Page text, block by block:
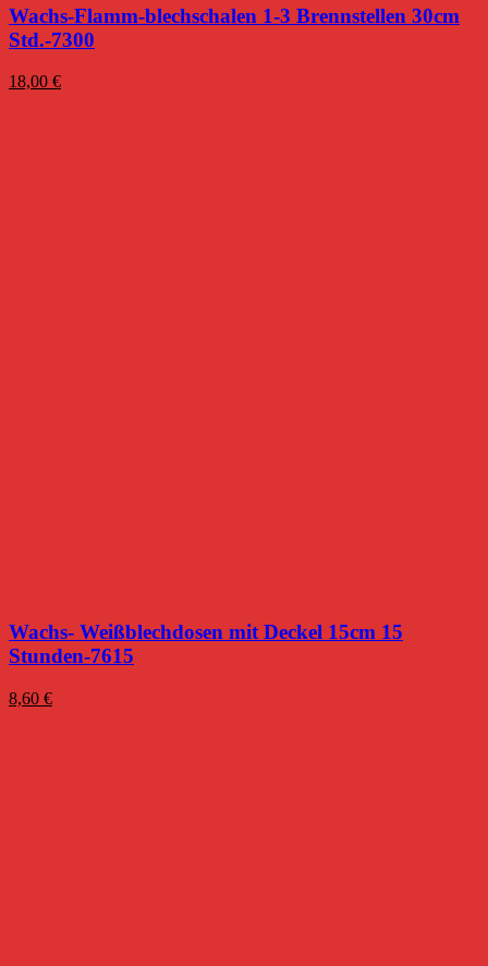
Wachs-Flamm-blechschalen 1-3 Brennstellen 30cm
Std.-7300
18,00 €
Wachs- Weißblechdosen mit Deckel 15cm 15
Stunden-7615
8,60 €